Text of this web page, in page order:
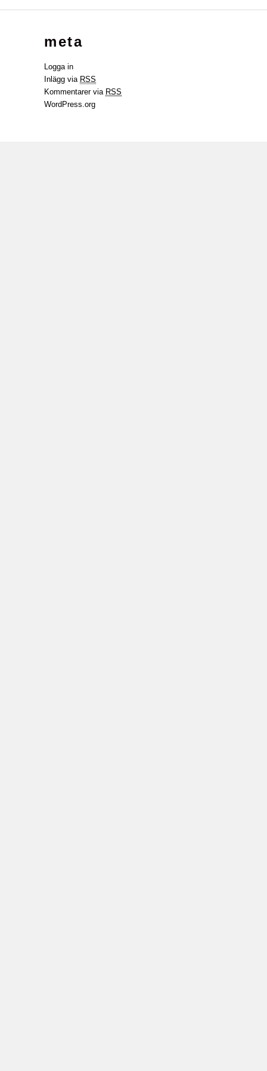
meta
Logga in
Inlägg via RSS
Kommentarer via RSS
WordPress.org